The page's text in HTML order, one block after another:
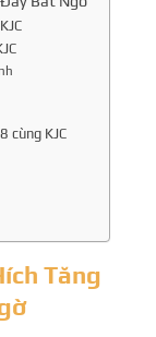
cùng KJC
Tăng